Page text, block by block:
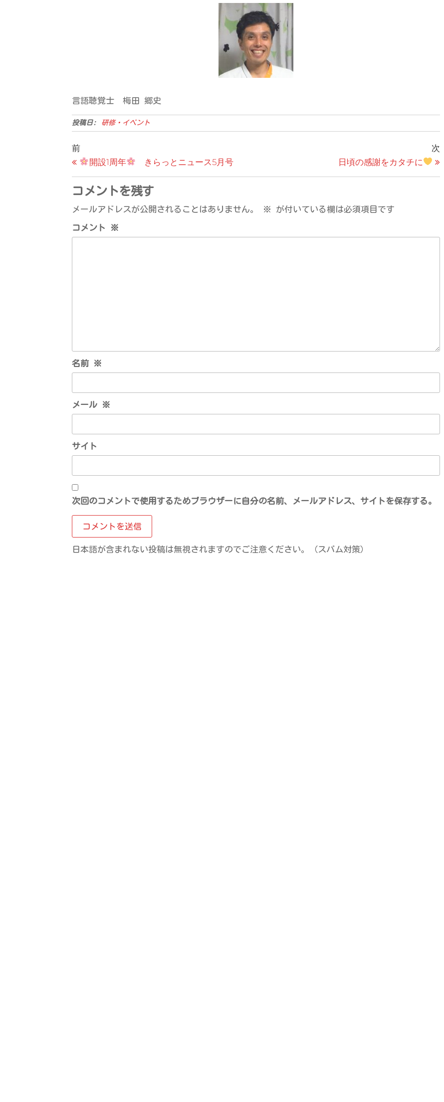
言語聴覚士 梅田 郷史
投稿日: 研修・イベント
投
稿
ナ
ビ
ゲ
ー
過
去
の
投
前
開設1周年
きらっとニュース5月号
の
投
次
日頃の感謝をカタチに
コメントを残す
メールアドレスが公開されることはありません。 ※ が付いている欄は必須項目です
コメント ※
名前 ※
メール ※
サイト
次回のコメントで使用するためブラウザーに自分の名前、メールアドレス、サイトを保存する。
日本語が含まれない投稿は無視されますのでご注意ください。（スパム対策）